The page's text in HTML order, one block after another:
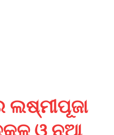
ଲଷ୍ମୀପୂଜା
ଓ ନୂଆ